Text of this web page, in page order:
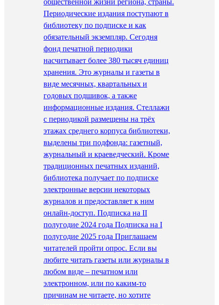
общественной жизни региона, страны.
Периодические издания поступают в
библиотеку по подписке и как
обязательный экземпляр. Сегодня
фонд печатной периодики
насчитывает более 380 тысяч единиц
хранения. Это журналы и газеты в
виде месячных, квартальных и
годовых подшивок, а также
информационные издания. Стеллажи
с периодикой размещены на трёх
этажах среднего корпуса библиотеки,
выделены три подфонда: газетный,
журнальный и краеведческий. Кроме
традиционных печатных изданий,
библиотека получает по подписке
электронные версии некоторых
журналов и предоставляет к ним
онлайн-доступ. Подписка на II
полугодие 2024 года Подписка на I
полугодие 2025 года Приглашаем
читателей пройти опрос. Если вы
любите читать газеты или журналы в
любом виде – печатном или
электронном, или по каким-то
причинам не читаете, но хотите